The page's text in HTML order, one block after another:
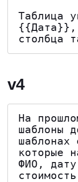
Таблица
{{Дата}},
столбца
v4
На
шаблоны
шаблонах
которые
ФИО,